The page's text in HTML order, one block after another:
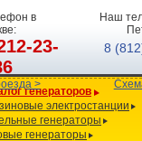
в
23-
>
Наш
8
генераторов
электростанции
генераторы
генераторы